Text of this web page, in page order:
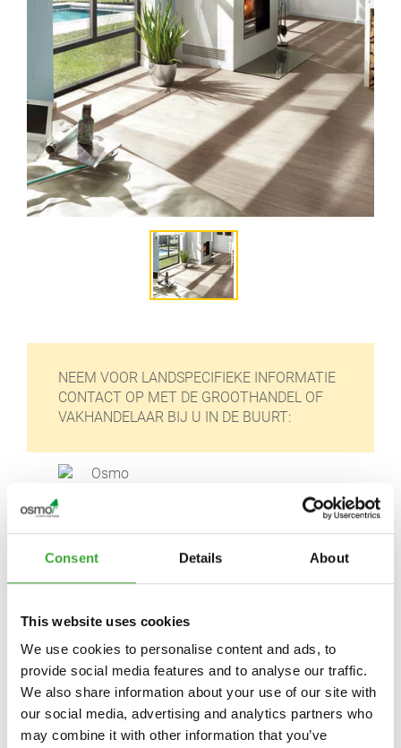
Consent Details About
This website uses cookies
We use cookies to personalise content and ads, to
provide social media features and to analyse our traffic.
We also share information about your use of our site with
our social media, advertising and analytics partners who
may combine it with other information that you’ve
NEEM VOOR LANDSPECIFIEKE INFORMATIE
CONTACT OP MET DE GROOTHANDEL OF
VAKHANDELAAR BIJ U IN DE BUURT:
1432 CE Aalsmeer
https://osmonederland.nl/
klantenservice@osmonederland.nl